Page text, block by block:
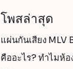
โพสล่าสุด
แผ่นกันเสียง MLV
คืออะไร? ทำไมห้อ